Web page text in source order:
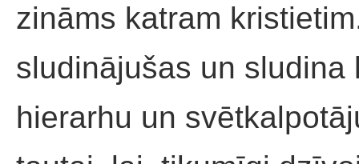
zināms katram
sludinājušas un
hierarhu un